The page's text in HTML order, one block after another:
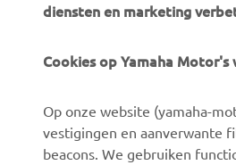
CORPORATE
Over ons
Nieuws
diensten en marketing
Cookies op Yamaha Motor's
Op onze website (yamaha-
vestigingen en aanverwante
beacons. We gebruiken